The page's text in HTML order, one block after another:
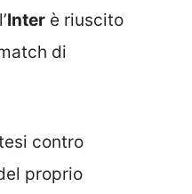
Inter è riuscito
di
contro
proprio